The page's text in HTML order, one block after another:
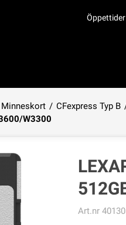
Öppettider
Minneskort / CFexpress Typ B
W3300
Art.nr